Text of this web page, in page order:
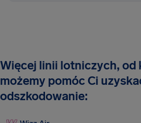
Więcej linii lotniczych, od
możemy pomóc Ci
odszkodowanie: